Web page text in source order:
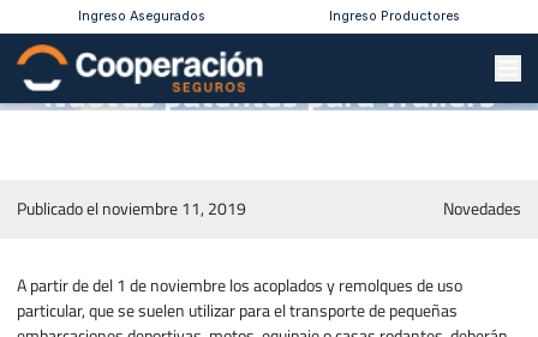
Ingreso Asegurados Ingreso Productores
Nuevas patentes para Trailers
Publicado el noviembre 11, 2019 Novedades
A partir de del 1 de noviembre los acoplados y remolques de uso
particular, que se suelen utilizar para el transporte de pequeñas